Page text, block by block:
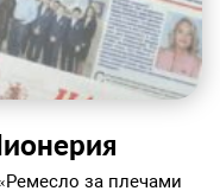
за плечами